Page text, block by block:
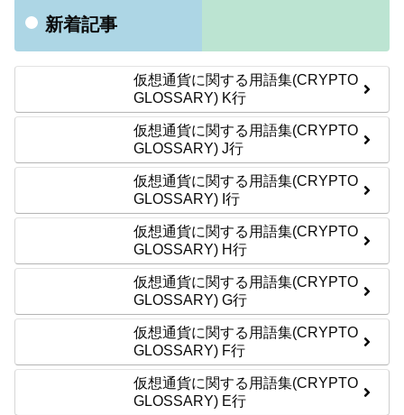
新着記事
仮想通貨に関する用語集(CRYPTO
GLOSSARY) K行
仮想通貨に関する用語集(CRYPTO
GLOSSARY) J行
仮想通貨に関する用語集(CRYPTO
GLOSSARY) I行
仮想通貨に関する用語集(CRYPTO
GLOSSARY) H行
仮想通貨に関する用語集(CRYPTO
GLOSSARY) G行
仮想通貨に関する用語集(CRYPTO
GLOSSARY) F行
仮想通貨に関する用語集(CRYPTO
GLOSSARY) E行